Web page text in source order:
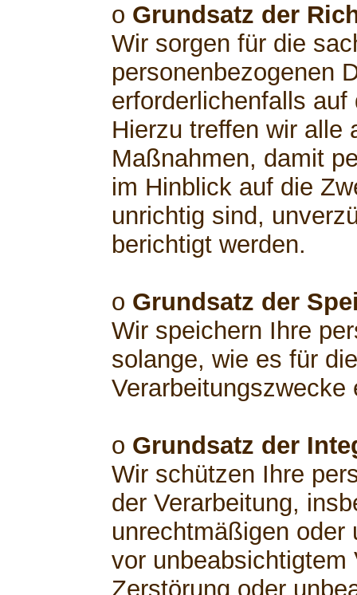
o Grundsatz der
Wir sorgen für die
personenbezogenen
erforderlichenfalls
Hierzu treffen wir alle
Maßnahmen, damit
im Hinblick auf die
unrichtig sind,
berichtigt werden.
o Grundsatz der
Wir speichern Ihre
solange, wie es für
Verarbeitungszwecke
o Grundsatz der
Wir schützen Ihre
der Verarbeitung,
unrechtmäßigen oder
vor unbeabsichtigtem
Zerstörung oder